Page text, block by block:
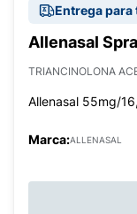
Entrega para
Allenasal
TRIANCINOLONA
Allenasal 55mg/
Marca:ALLENASAL